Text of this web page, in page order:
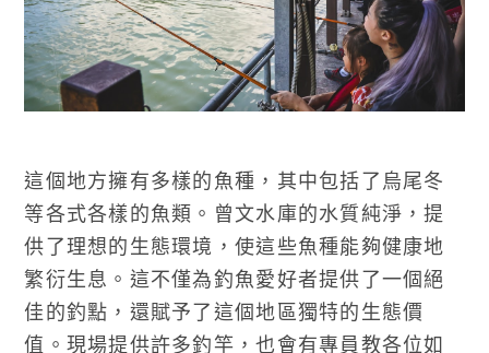
這個地方擁有多樣的魚種，其中包括了烏尾冬
等各式各樣的魚類。曾文水庫的水質純淨，提
供了理想的生態環境，使這些魚種能夠健康地
繁衍生息。這不僅為釣魚愛好者提供了一個絕
佳的釣點，還賦予了這個地區獨特的生態價
值。現場提供許多釣竿，也會有專員教各位如